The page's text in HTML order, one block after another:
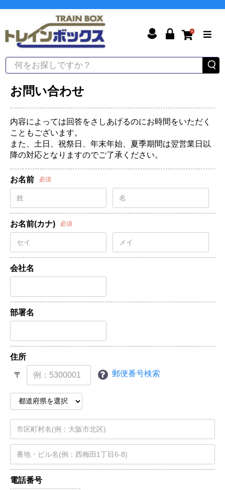
0
お問い合わせ
内容によっては回答をさしあげるのにお時間をいただく
こともございます。
また、土日、祝祭日、年末年始、夏季期間は翌営業日以
降の対応となりますのでご了承ください。
お名前 必須
お名前(カナ) 必須
会社名
部署名
住所
〒 郵便番号検索
電話番号